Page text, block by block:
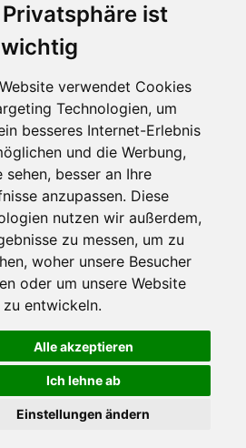
ist
verwendet Cookies
Technologien, um
besseres Internet-Erlebnis
und die Werbung,
sehen, besser an Ihre
anzupassen. Diese
nutzen wir außerdem,
zu messen, um zu
woher unsere Besucher
oder um unsere Website
entwickeln.
Alle akzeptieren
Ich lehne ab
Einstellungen ändern
that help us give you the best experience of
Business Partners
Investors
Media
Facebook
Twitter
YouTube
Google+